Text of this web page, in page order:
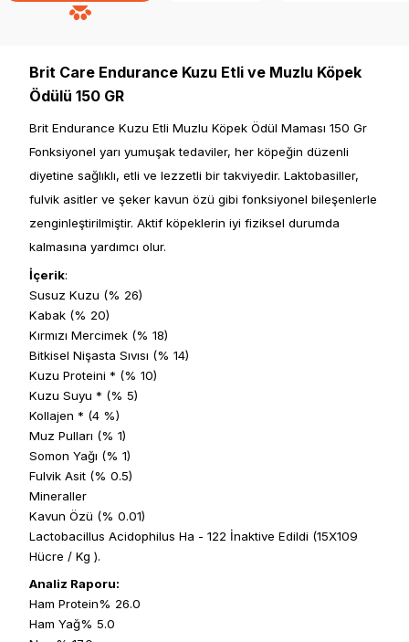
Brit Care Endurance Kuzu Etli ve Muzlu Köpek
Ödülü 150 GR
Brit Endurance Kuzu Etli Muzlu Köpek Ödül Maması 150 Gr
Fonksiyonel yarı yumuşak tedaviler, her köpeğin düzenli
diyetine sağlıklı, etli ve lezzetli bir takviyedir. Laktobasiller,
fulvik asitler ve şeker kavun özü gibi fonksiyonel bileşenlerle
zenginleştirilmiştir. Aktif köpeklerin iyi fiziksel durumda
kalmasına yardımcı olur.
İçerik:
Susuz Kuzu (% 26)
Kabak (% 20)
Kırmızı Mercimek (% 18)
Bitkisel Nişasta Sıvısı (% 14)
Kuzu Proteini * (% 10)
Kuzu Suyu * (% 5)
Kollajen * (4 %)
Muz Pulları (% 1)
Somon Yağı (% 1)
Fulvik Asit (% 0.5)
Mineraller
Kavun Özü (% 0.01)
Lactobacillus Acidophilus Ha - 122 İnaktive Edildi (15X109
Hücre / Kg ).
Analiz Raporu:
Ham Protein% 26.0
Ham Yağ% 5.0